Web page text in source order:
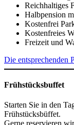
Reichhaltiges
Halbpension
Kostenfrei
Kostenfreies
Freizeit und
Die entsprechenden
Frühstücksbuffet
Starten Sie in den
Frühstücksbüffet.